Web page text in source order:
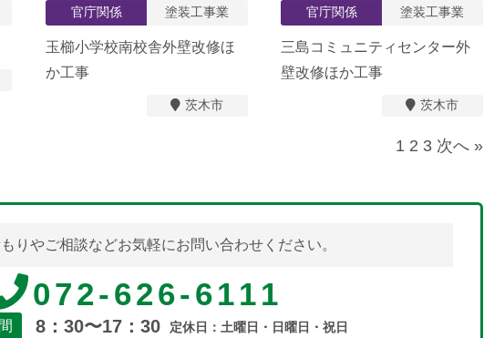
官庁関係 塗装工事業
玉櫛小学校南校舎外壁改修ほ
か工事
茨木市
官庁関係 塗装工事業
三島コミュニティセンター外
壁改修ほか工事
茨木市
1 2 3 次へ »
りやご相談などお気軽にお問い合わせください。
072-626-6111
8：30〜17：30 定休日：土曜日・日曜日・祝日